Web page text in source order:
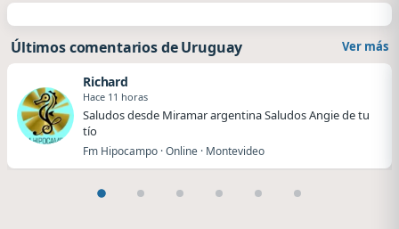
Últimos comentarios de Uruguay Ver más
Richard
Hace 11 horas
Saludos desde Miramar argentina Saludos Angie de tu
tío
Fm Hipocampo · Online · Montevideo